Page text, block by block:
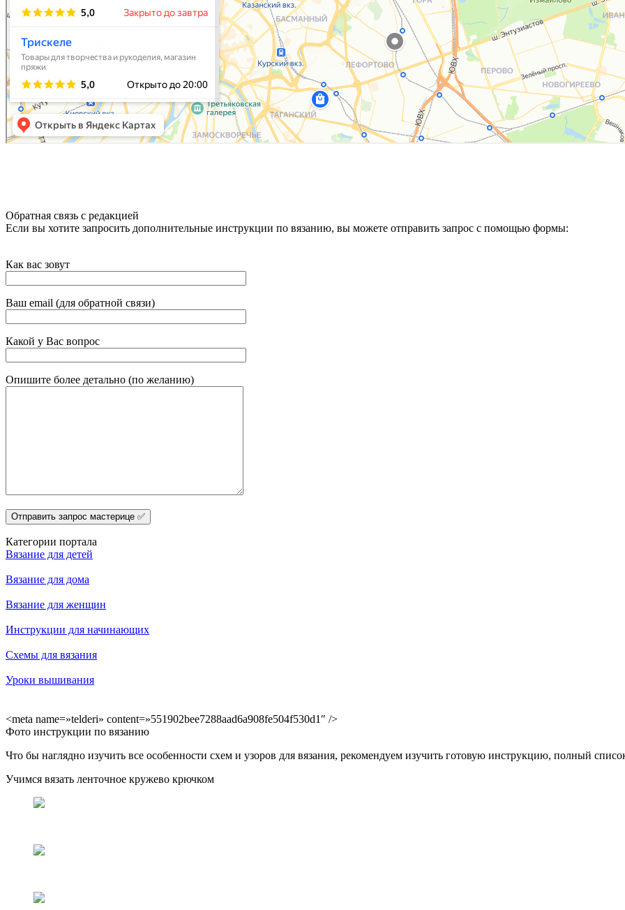
Обратная связь с редакцией
Если вы хотите запросить дополнительные инструкции по вязанию, вы можете отправить запрос с помощью формы:
Как вас зовут
Ваш email (для обратной связи)
Какой у Вас вопрос
Опишите более детально (по желанию)
Категории портала
Вязание для детей
Вязание для дома
Вязание для женщин
Инструкции для начинающих
Схемы для вязания
Уроки вышивания
<meta name=»telderi» content=»551902bee7288aad6a908fe504f530d1″ />
Фото инструкции по вязанию
Что бы наглядно изучить все особенности схем и узоров для вязания, рекомендуем изучить готовую инструкцию, полный
Учимся вязать ленточное кружево крючком